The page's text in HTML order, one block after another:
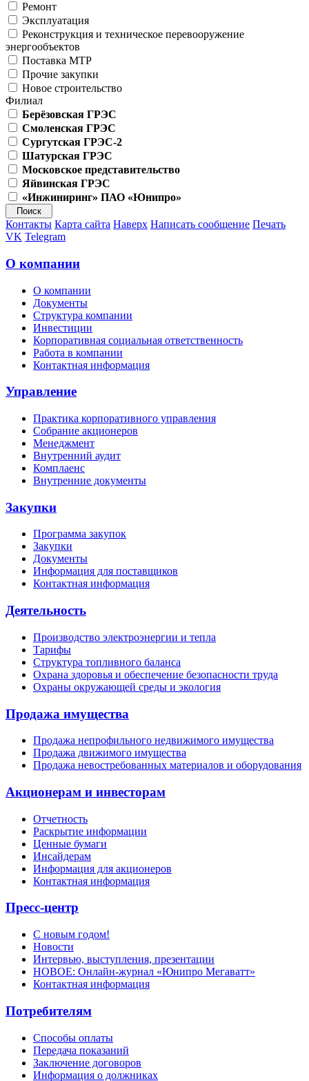
Ремонт
Эксплуатация
Реконструкция и техническое перевооружение
энергообъектов
Поставка МТР
Прочие закупки
Новое строительство
Филиал
Берёзовская ГРЭС
Смоленская ГРЭС
Сургутская ГРЭС-2
Шатурская ГРЭС
Московское представительство
Яйвинская ГРЭС
«Инжиниринг» ПАО «Юнипро»
Контакты Карта сайта Наверх Написать сообщение Печать
VK Telegram
О компании
О компании
Документы
Структура компании
Инвестиции
Корпоративная социальная ответственность
Работа в компании
Контактная информация
Управление
Практика корпоративного управления
Собрание акционеров
Менеджмент
Внутренний аудит
Комплаенс
Внутренние документы
Закупки
Программа закупок
Закупки
Документы
Информация для поставщиков
Контактная информация
Деятельность
Производство электроэнергии и тепла
Тарифы
Структура топливного баланса
Охрана здоровья и обеспечение безопасности труда
Охраны окружающей среды и экология
Продажа имущества
Продажа непрофильного недвижимого имущества
Продажа движимого имущества
Продажа невостребованных материалов и оборудования
Акционерам и инвесторам
Отчетность
Раскрытие информации
Ценные бумаги
Инсайдерам
Информация для акционеров
Контактная информация
Пресс-центр
С новым годом!
Новости
Интервью, выступления, презентации
НОВОЕ: Онлайн-журнал «Юнипро Мегаватт»
Контактная информация
Потребителям
Способы оплаты
Передача показаний
Заключение договоров
Информация о должниках